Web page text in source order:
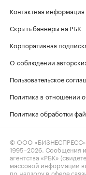
Контактная информация
Скрыть баннеры на РБК
Корпоративная
О соблюдении
Пользовательское
Политика в отношении
Политика обработки
© ООО
1995–2026. Сообщения
агентства «РБК»
массовой информации
по надзору в сфере